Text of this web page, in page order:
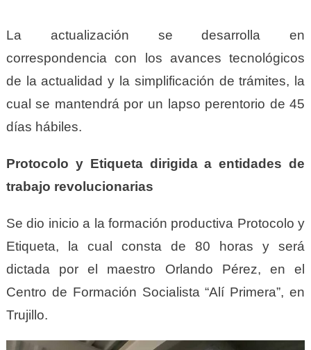
La actualización se desarrolla en
correspondencia con los avances tecnológicos
de la actualidad y la simplificación de trámites, la
cual se mantendrá por un lapso perentorio de 45
días hábiles.
Protocolo y Etiqueta dirigida a entidades de
trabajo revolucionarias
Se dio inicio a la formación productiva Protocolo y
Etiqueta, la cual consta de 80 horas y será
dictada por el maestro Orlando Pérez, en el
Centro de Formación Socialista “Alí Primera”, en
Trujillo.